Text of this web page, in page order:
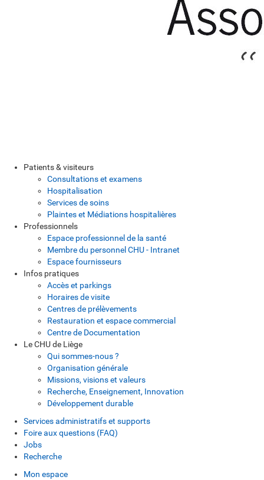
Patients & visiteurs
Consultations et examens
Hospitalisation
Services de soins
Plaintes et Médiations hospitalières
Professionnels
Espace professionnel de la santé
Membre du personnel CHU - Intranet
Espace fournisseurs
Infos pratiques
Accès et parkings
Horaires de visite
Centres de prélèvements
Restauration et espace commercial
Centre de Documentation
Le CHU de Liège
Qui sommes-nous ?
Organisation générale
Missions, visions et valeurs
Recherche, Enseignement, Innovation
Développement durable
Services administratifs et supports
Foire aux questions (FAQ)
Jobs
Recherche
Mon espace